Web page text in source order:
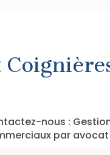
nous :
par